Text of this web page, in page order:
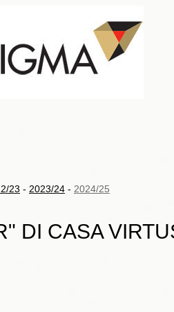
23 - 2023/24 - 2024/25
DI CASA